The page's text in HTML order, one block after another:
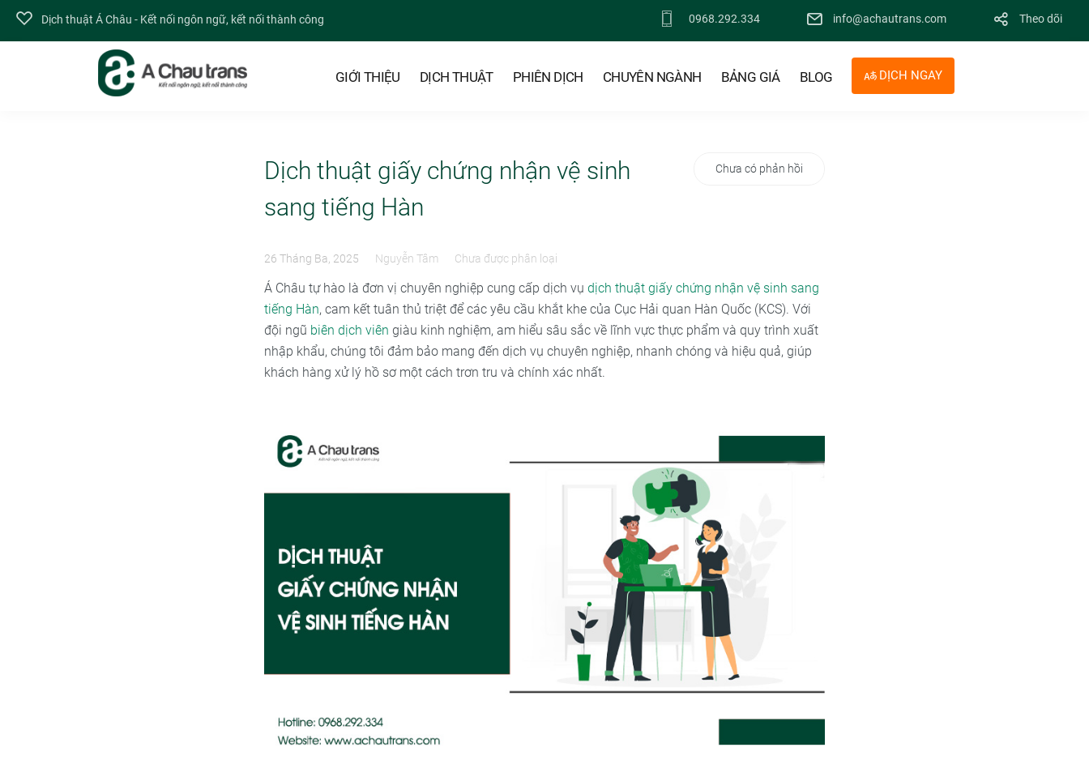
Dịch thuật Á Châu - Kết nối ngôn ngữ, kết nối thành công 0968.292.334 info@achautrans.com Theo dõi
GIỚI THIỆU DỊCH THUẬT PHIÊN DỊCH CHUYÊN NGÀNH BẢNG GIÁ BLOG DỊCH NGAY
Dịch thuật giấy chứng nhận vệ sinh
sang tiếng Hàn
26 Tháng Ba, 2025 Nguyễn Tâm Chưa được phân loại
Chưa có phản hồi
Á Châu tự hào là đơn vị chuyên nghiệp cung cấp dịch vụ dịch thuật giấy chứng nhận vệ sinh sang
tiếng Hàn, cam kết tuân thủ triệt để các yêu cầu khắt khe của Cục Hải quan Hàn Quốc (KCS). Với
đội ngũ biên dịch viên giàu kinh nghiệm, am hiểu sâu sắc về lĩnh vực thực phẩm và quy trình xuất
nhập khẩu, chúng tôi đảm bảo mang đến dịch vụ chuyên nghiệp, nhanh chóng và hiệu quả, giúp
khách hàng xử lý hồ sơ một cách trơn tru và chính xác nhất.